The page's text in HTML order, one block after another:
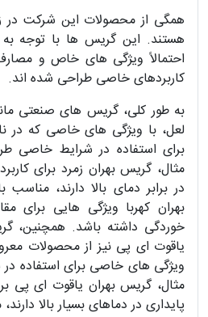
همگی از محصولات این شرکت در
هستند. این گریس ها با توجه
احتمالاً ویژگی های خاص و
کاربردهای خاصی طراحی شده اند.
به طور کلی، گریس های صنعتی
لعل، با ویژگی های خاصی که در
برای استفاده در شرایط خاصی
مثال، گریس بهران زمرد برای
در برابر دمای بالا دارند،
بهران کهربا ویژگی هایی برای
خوردگی داشته باشد. همچنین،
یاقوت ای پی نیز از محصولات
ویژگی های خاصی برای استفاده
مثال، گریس بهران یاقوت ای پی
پایداری در دماهای بسیار بالا